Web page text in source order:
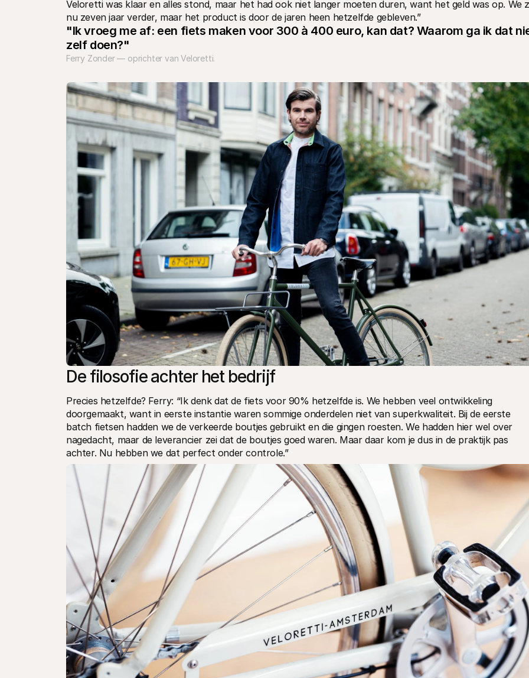
Veloretti was klaar en alles stond, maar het had ook niet langer moeten duren, want het geld was op. We
nu zeven jaar verder, maar het product is door de jaren heen hetzelfde gebleven.”
"Ik vroeg me af: een fiets maken voor 300 à 400 euro, kan dat? Waarom ga ik dat
zelf doen?"
Ferry Zonder — oprichter van Veloretti.
De filosofie achter het bedrijf
Precies hetzelfde? Ferry: “Ik denk dat de fiets voor 90% hetzelfde is. We hebben veel ontwikkeling
doorgemaakt, want in eerste instantie waren sommige onderdelen niet van superkwaliteit. Bij de eerste
batch fietsen hadden we de verkeerde boutjes gebruikt en die gingen roesten. We hadden hier wel over
nagedacht, maar de leverancier zei dat de boutjes goed waren. Maar daar kom je dus in de praktijk pas
achter. Nu hebben we dat perfect onder controle.”